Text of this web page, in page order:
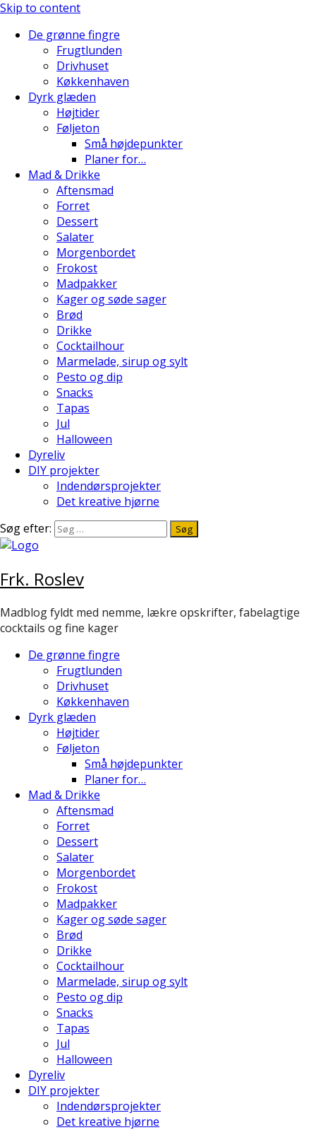
Skip to content
De grønne fingre
Frugtlunden
Drivhuset
Køkkenhaven
Dyrk glæden
Højtider
Føljeton
Små højdepunkter
Planer for…
Mad & Drikke
Aftensmad
Forret
Dessert
Salater
Morgenbordet
Frokost
Madpakker
Kager og søde sager
Brød
Drikke
Cocktailhour
Marmelade, sirup og sylt
Pesto og dip
Snacks
Tapas
Jul
Halloween
Dyreliv
DIY projekter
Indendørsprojekter
Det kreative hjørne
Søg efter:
Frk. Roslev
Madblog fyldt med nemme, lækre opskrifter, fabelagtige
cocktails og fine kager
De grønne fingre
Frugtlunden
Drivhuset
Køkkenhaven
Dyrk glæden
Højtider
Føljeton
Små højdepunkter
Planer for…
Mad & Drikke
Aftensmad
Forret
Dessert
Salater
Morgenbordet
Frokost
Madpakker
Kager og søde sager
Brød
Drikke
Cocktailhour
Marmelade, sirup og sylt
Pesto og dip
Snacks
Tapas
Jul
Halloween
Dyreliv
DIY projekter
Indendørsprojekter
Det kreative hjørne